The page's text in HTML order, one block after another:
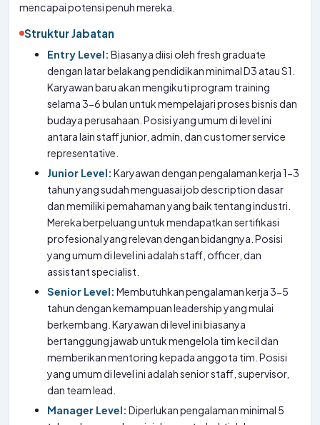
mencapai potensi penuh mereka.
Struktur Jabatan
Entry Level: Biasanya diisi oleh fresh graduate
dengan latar belakang pendidikan minimal D3 atau S1.
Karyawan baru akan mengikuti program training
selama 3-6 bulan untuk mempelajari proses bisnis dan
budaya perusahaan. Posisi yang umum di level ini
antara lain staff junior, admin, dan customer service
representative.
Junior Level: Karyawan dengan pengalaman kerja 1-3
tahun yang sudah menguasai job description dasar
dan memiliki pemahaman yang baik tentang industri.
Mereka berpeluang untuk mendapatkan sertifikasi
profesional yang relevan dengan bidangnya. Posisi
yang umum di level ini adalah staff, officer, dan
assistant specialist.
Senior Level: Membutuhkan pengalaman kerja 3-5
tahun dengan kemampuan leadership yang mulai
berkembang. Karyawan di level ini biasanya
bertanggung jawab untuk mengelola tim kecil dan
memberikan mentoring kepada anggota tim. Posisi
yang umum di level ini adalah senior staff, supervisor,
dan team lead.
Manager Level: Diperlukan pengalaman minimal 5